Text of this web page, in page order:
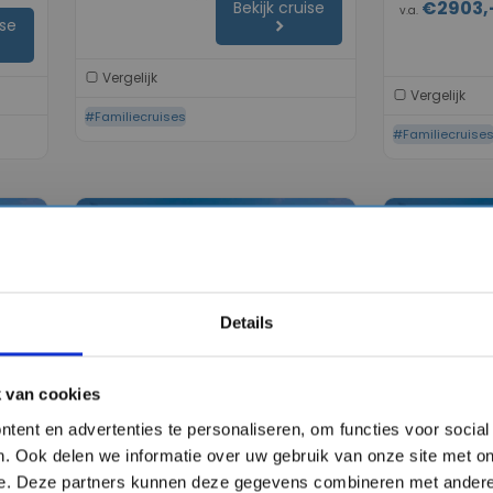
Details
van cookies
en advertenties te personaliseren, om functies voor
Ook delen we informatie over uw gebruik van onze site met
Deze partners kunnen deze gegevens combineren met
Bekijk cruise
chevron_right
Vergelijk
#Familiecruises
v.a.
Vergelijk
#Familiecruises
8 daagse Caribbean cruise
met de Carnival Venezia
Carnival Cruise Line
9 daagse
met de
Carnival